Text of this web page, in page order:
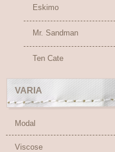
Eskimo
Mr. Sandman
Ten Cate
VARIA
Modal
Viscose